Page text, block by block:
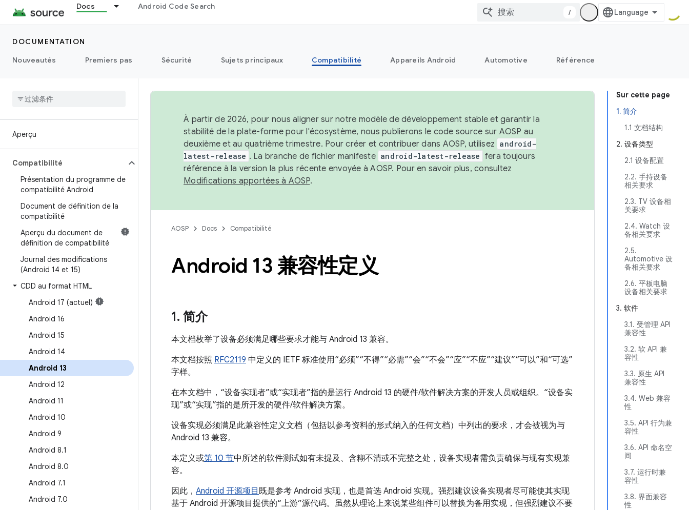
Docs Android Code Search
/
DOCUMENTATION
Nouveautés
Premiers pas Sécurité Sujets principaux Compatibilité Appareils Android Automotive Référence
Aperçu
Compatibilité
Présentation du programme de
compatibilité Android
Document de définition de la
compatibilité
Aperçu du document de
définition de compatibilité
Journal des modifications
(Android 14 et 15)
CDD au format HTML
Android 17 (actuel)
Android 16
Android 15
Android 14
Android 13
Android 12
Android 11
Android 10
Android 9
Android 8.1
Android 8.0
Android 7.1
Android 7.0
Sur cette page
1. 简介
1.1 文档结构
2. 设备类型
2.1 设备配置
2.2. 手持设备
相关要求
2.3. TV 设备相
关要求
2.4. Watch 设
备相关要求
2.5.
Automotive 设
备相关要求
2.6. 平板电脑
设备相关要求
3. 软件
3.1. 受管理 API
兼容性
3.2. 软 API 兼
容性
3.3. 原生 API
兼容性
3.4. Web 兼容
性
3.5. API 行为兼
容性
3.6. API 命名空
间
3.7. 运行时兼
容性
3.8. 界面兼容
性
À partir de 2026, pour nous aligner sur notre modèle de développement stable et garantir la
stabilité de la plate-forme pour l'écosystème, nous publierons le code source sur AOSP au
deuxième et au quatrième trimestre. Pour créer et contribuer dans AOSP, utilisez android-
latest-release . La branche de fichier manifeste android-latest-release fera toujours
référence à la version la plus récente envoyée à AOSP. Pour en savoir plus, consultez
Modifications apportées à AOSP.
AOSP Docs Compatibilité
Android 13 兼容性定义
1. 简介
本文档枚举了设备必须满足哪些要求才能与 Android 13 兼容。
本文档按照 RFC2119 中定义的 IETF 标准使用“必须”“不得”“必需”“会”“不会”“应”“不应”“建议”“可以”和“可选”
字样。
在本文档中，“设备实现者”或“实现者”指的是运行 Android 13 的硬件/软件解决方案的开发人员或组织。“设备实
现”或“实现”指的是所开发的硬件/软件解决方案。
设备实现必须满足此兼容性定义文档（包括以参考资料的形式纳入的任何文档）中列出的要求，才会被视为与
Android 13 兼容。
本定义或第 10 节中所述的软件测试如有未提及、含糊不清或不完整之处，设备实现者需负责确保与现有实现兼
容。
因此， Android 开源项目 既是参考 Android 实现，也是首选 Android 实现。强烈建议设备实现者尽可能使其实现
基于 Android 开源项目提供的“上游”源代码。虽然从理论上来说某些组件可以替换为备用实现，但强烈建议不要